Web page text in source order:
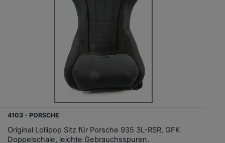
4103 - PORSCHE
Original Lollipop Sitz für Porsche 935 3L-RSR, GFK
Doppelschale, leichte Gebrauchsspuren.